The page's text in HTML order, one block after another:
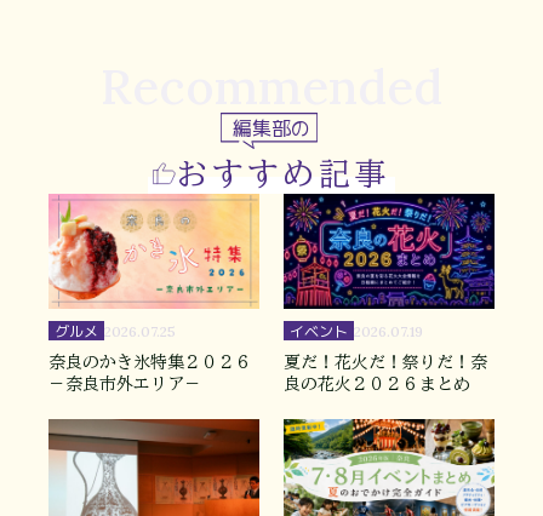
編集部の
おすすめ記事
グルメ 2026.07.25
奈良のかき氷特集２０２６
－奈良市外エリア－
イベント 2026.07.19
夏だ！花火だ！祭りだ！奈
良の花火２０２６まとめ